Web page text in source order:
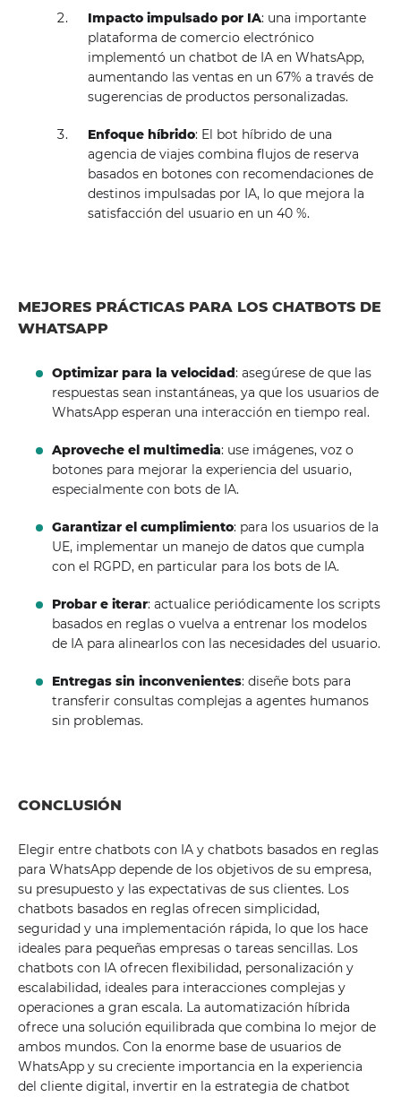
Impacto impulsado por IA: una importante
plataforma de comercio electrónico
implementó un chatbot de IA en WhatsApp,
aumentando las ventas en un 67% a través de
sugerencias de productos personalizadas.
Enfoque híbrido: El bot híbrido de una
agencia de viajes combina flujos de reserva
basados ​​en botones con recomendaciones de
destinos impulsadas por IA, lo que mejora la
satisfacción del usuario en un 40 %.
MEJORES PRÁCTICAS PARA LOS CHATBOTS DE
WHATSAPP
Optimizar para la velocidad: asegúrese de que las
respuestas sean instantáneas, ya que los usuarios de
WhatsApp esperan una interacción en tiempo real.
Aproveche el multimedia: use imágenes, voz o
botones para mejorar la experiencia del usuario,
especialmente con bots de IA.
Garantizar el cumplimiento: para los usuarios de la
UE, implementar un manejo de datos que cumpla
con el RGPD, en particular para los bots de IA.
Probar e iterar: actualice periódicamente los scripts
basados ​​en reglas o vuelva a entrenar los modelos
de IA para alinearlos con las necesidades del usuario.
Entregas sin inconvenientes: diseñe bots para
transferir consultas complejas a agentes humanos
sin problemas.
CONCLUSIÓN
Elegir entre chatbots con IA y chatbots basados ​​en reglas
para WhatsApp depende de los objetivos de su empresa,
su presupuesto y las expectativas de sus clientes. Los
chatbots basados ​​en reglas ofrecen simplicidad,
seguridad y una implementación rápida, lo que los hace
ideales para pequeñas empresas o tareas sencillas. Los
chatbots con IA ofrecen flexibilidad, personalización y
escalabilidad, ideales para interacciones complejas y
operaciones a gran escala. La automatización híbrida
ofrece una solución equilibrada que combina lo mejor de
ambos mundos. Con la enorme base de usuarios de
WhatsApp y su creciente importancia en la experiencia
del cliente digital, invertir en la estrategia de chatbot